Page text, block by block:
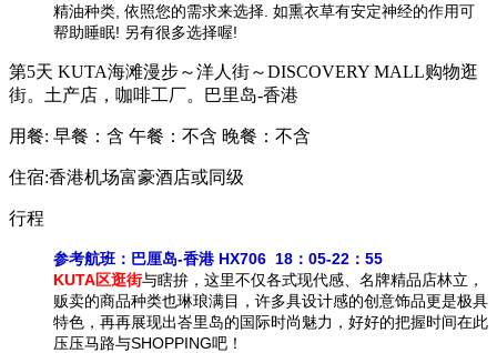
精油种类, 依照您的需求来选择. 如熏衣草有安定神经的作用可
帮助睡眠! 另有很多选择喔!
第5天 KUTA海滩漫步～洋人街～DISCOVERY MALL购物逛
街。土产店，咖啡工厂。巴里岛-香港
用餐: 早餐：含 午餐：不含 晚餐：不含
住宿:香港机场富豪酒店或同级
行程
参考航班：巴厘岛-香港 HX706 18：05-22：55
KUTA区逛街与瞎拚，这里不仅各式现代感、名牌精品店林立，
贩卖的商品种类也琳琅满目，许多具设计感的创意饰品更是极具
特色，再再展现出峇里岛的国际时尚魅力，好好的把握时间在此
压压马路与SHOPPING吧！